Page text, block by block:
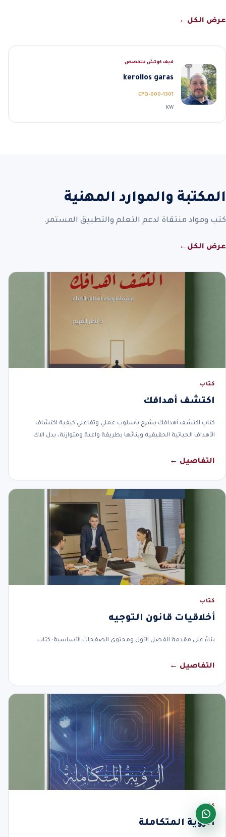
عرض الكل ←
لايف كوتش متخصص
kerollos garas
CPQ-000-1301
KW
المكتبة والموارد المهنية
كتب ومواد منتقاة لدعم التعلم والتطبيق المستمر.
عرض الكل ←
كتاب
اكتشف أهدافك
كتاب اكتشف أهدافك يشرح بأسلوب عملي وتفاعلي كيفية اكتشاف
الأهداف الحياتية الحقيقية وبنائها بطريقة واعية ومتوازنة، بدل الاك
التفاصيل ←
كتاب
أخلاقيات قانون التوجيه
بناءً على مقدمة الفصل الأول ومحتوى الصفحات الأساسية: كتاب
التفاصيل ←
كتاب
الرؤية المتكاملة